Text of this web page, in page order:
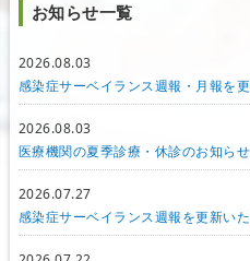
お知らせ一覧
2026.08.03
感染症サーベイランス週報・月報を
2026.08.03
医療機関の夏季診療・休診のお知らせ
2026.07.27
感染症サーベイランス週報を更新い